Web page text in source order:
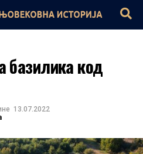
базилика код
13.07.2022